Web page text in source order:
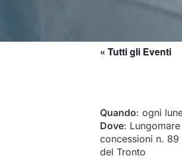
Torre dei Gualtieri
« Tutti gli Eventi
Quando: ogni
Dove:
concessioni n. 89
del Tronto